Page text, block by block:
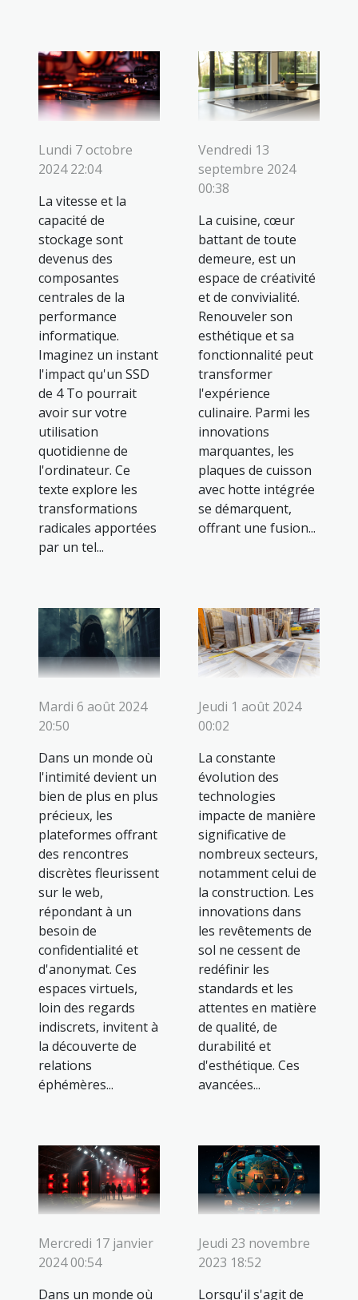
Lundi 7 octobre
2024 22:04
La vitesse et la
capacité de
stockage sont
devenus des
composantes
centrales de la
performance
informatique.
Imaginez un instant
l'impact qu'un SSD
de 4 To pourrait
avoir sur votre
utilisation
quotidienne de
l'ordinateur. Ce
texte explore les
transformations
radicales apportées
par un tel...
Vendredi 13
septembre 2024
00:38
La cuisine, cœur
battant de toute
demeure, est un
espace de créativité
et de convivialité.
Renouveler son
esthétique et sa
fonctionnalité peut
transformer
l'expérience
culinaire. Parmi les
innovations
marquantes, les
plaques de cuisson
avec hotte intégrée
se démarquent,
offrant une fusion...
Mardi 6 août 2024
20:50
Dans un monde où
l'intimité devient un
bien de plus en plus
précieux, les
plateformes offrant
des rencontres
discrètes fleurissent
sur le web,
répondant à un
besoin de
confidentialité et
d'anonymat. Ces
espaces virtuels,
loin des regards
indiscrets, invitent à
la découverte de
relations
éphémères...
Jeudi 1 août 2024
00:02
La constante
évolution des
technologies
impacte de manière
significative de
nombreux secteurs,
notamment celui de
la construction. Les
innovations dans
les revêtements de
sol ne cessent de
redéfinir les
standards et les
attentes en matière
de qualité, de
durabilité et
d'esthétique. Ces
avancées...
Mercredi 17 janvier
2024 00:54
Dans un monde où
Jeudi 23 novembre
2023 18:52
Lorsqu'il s'agit de